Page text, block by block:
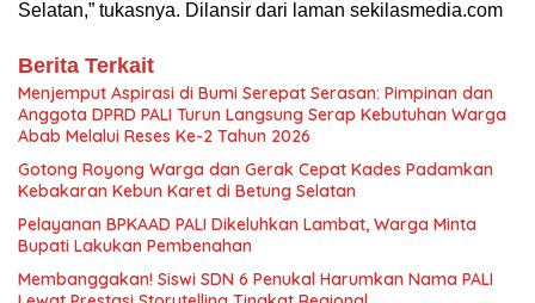
Selatan,” tukasnya. Dilansir dari laman sekilasmedia.com
Berita Terkait
Menjemput Aspirasi di Bumi Serepat Serasan: Pimpinan dan
Anggota DPRD PALI Turun Langsung Serap Kebutuhan Warga
Abab Melalui Reses Ke-2 Tahun 2026
Gotong Royong Warga dan Gerak Cepat Kades Padamkan
Kebakaran Kebun Karet di Betung Selatan
Pelayanan BPKAAD PALI Dikeluhkan Lambat, Warga Minta
Bupati Lakukan Pembenahan
Membanggakan! Siswi SDN 6 Penukal Harumkan Nama PALI